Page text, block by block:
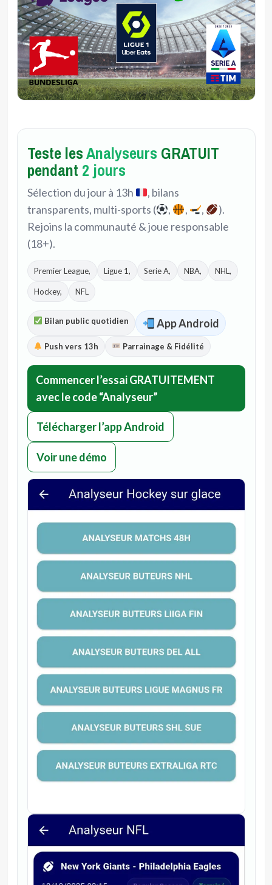
Teste lesAnalyseurs GRATUIT
pendant 2 jours
Sélection du jour à 13h
, bilans
transparents, multi-sports (
, , ,
).
Rejoins la communauté & joue responsable
(18+).
Premier League, Ligue 1, Serie A, NBA, NHL,
Hockey, NFL
Bilan public quotidien App Android
Push vers 13h Parrainage & Fidélité
Commencer l’essai GRATUITEMENT
avec le code “Analyseur”
Télécharger l’app Android
Voir une démo